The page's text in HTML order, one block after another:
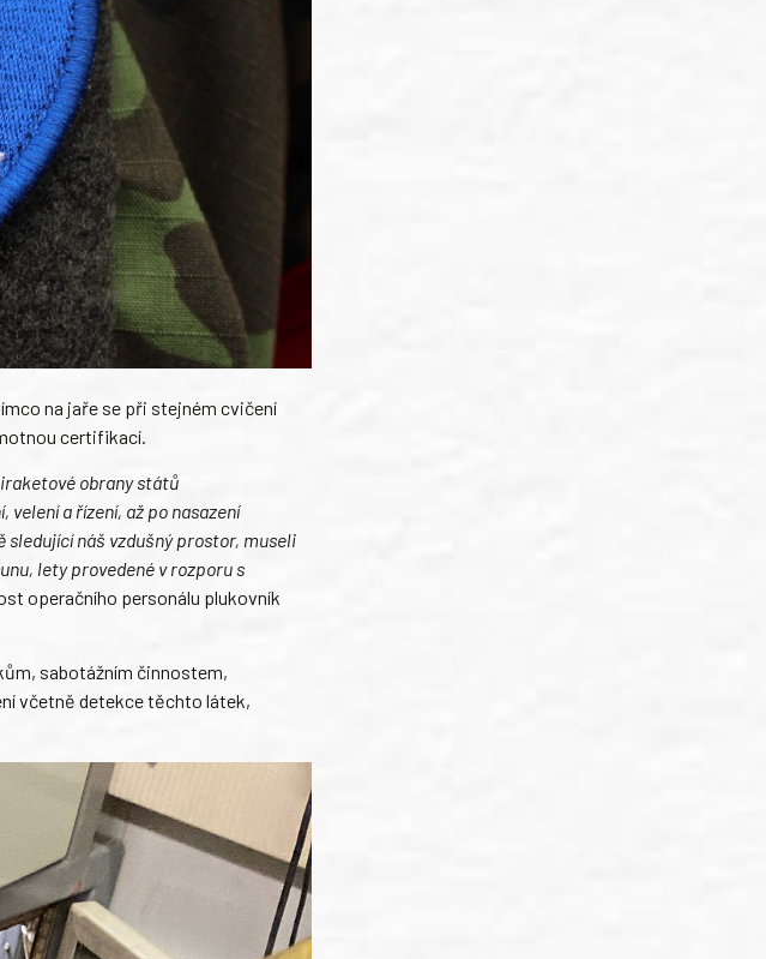
na jaře se při stejném cvičení
certifikací.
obrany států
a řízení, až po nasazení
náš vzdušný prostor, museli
lety provedené v rozporu s
operačního personálu plukovník
sabotážním činnostem,
včetně detekce těchto látek,